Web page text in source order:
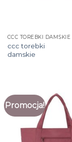
CCC TOREBKI DAMSKIE
ccc torebki
damskie
Promocja!